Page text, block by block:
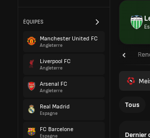
ÉQUIPES
Manchester United FC
Angleterre
Liverpool FC
Angleterre
Arsenal FC
Angleterre
Real Madrid
Espagne
FC Barcelone
Espagne
Aperçu
Tous
Dernier